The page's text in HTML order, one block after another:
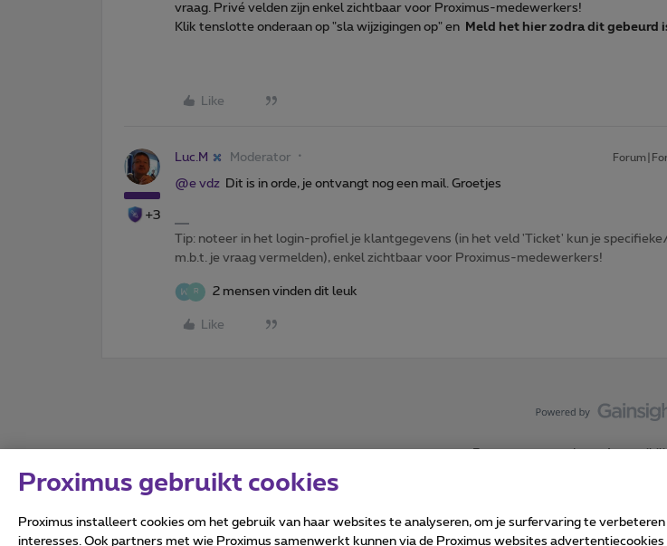
vraag. Privé velden zijn enkel zichtbaar voor Proximus-medewerkers!
Klik tenslotte onderaan op "sla wijzigingen op" en
Meld het hier zodra dit gebeurd
Like
+3
Luc.M Moderator
@e vdz Dit is in orde, je ontvangt nog een mail. Groetjes
Tip: noteer in het login-profiel je klantgegevens (in het veld 'Ticket' kun je
m.b.t. je vraag vermelden), enkel zichtbaar voor Proximus-medewerkers!
R 2 mensen vinden dit leuk
Like
Forumvoorwaarden
Proximus gebruikt cookies
Proximus installeert cookies om het gebruik van haar websites te analyseren, om je surfervaring te
interesses. Ook partners met wie Proximus samenwerkt kunnen via de Proximus websites